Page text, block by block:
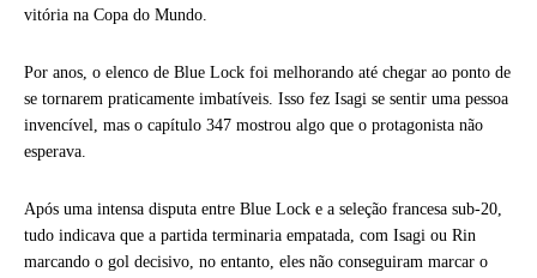
vitória na Copa do Mundo.
Por anos, o elenco de Blue Lock foi melhorando até chegar ao ponto de
se tornarem praticamente imbatíveis. Isso fez Isagi se sentir uma pessoa
invencível, mas o capítulo 347 mostrou algo que o protagonista não
esperava.
Após uma intensa disputa entre Blue Lock e a seleção francesa sub-20,
tudo indicava que a partida terminaria empatada, com Isagi ou Rin
marcando o gol decisivo, no entanto, eles não conseguiram marcar o